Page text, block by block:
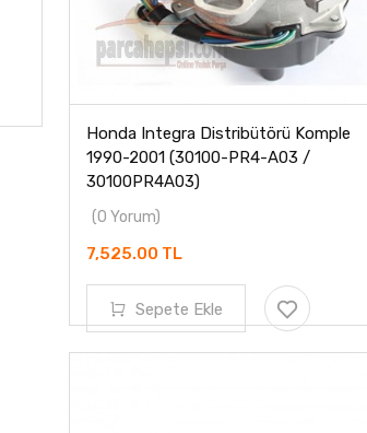
Honda Integra Distribütörü Komple
1990-2001 (30100-PR4-A03 /
30100PR4A03)
(0 Yorum)
7,525.00 TL
Sepete Ekle